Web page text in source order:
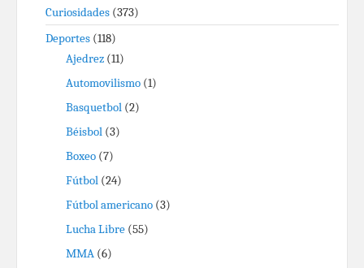
Curiosidades (373)
Deportes (118)
Ajedrez (11)
Automovilismo (1)
Basquetbol (2)
Béisbol (3)
Boxeo (7)
Fútbol (24)
Fútbol americano (3)
Lucha Libre (55)
MMA (6)